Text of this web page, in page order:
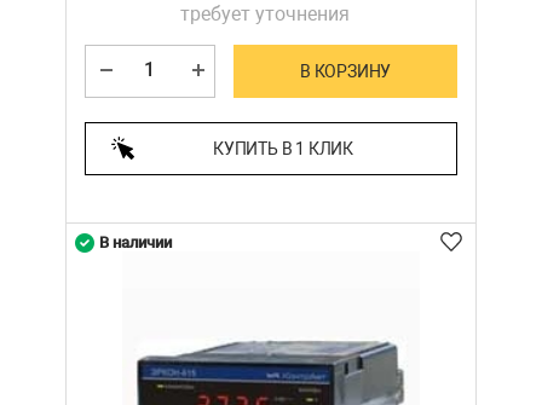
требует уточнения
В КОРЗИНУ
КУПИТЬ В 1 КЛИК
В наличии